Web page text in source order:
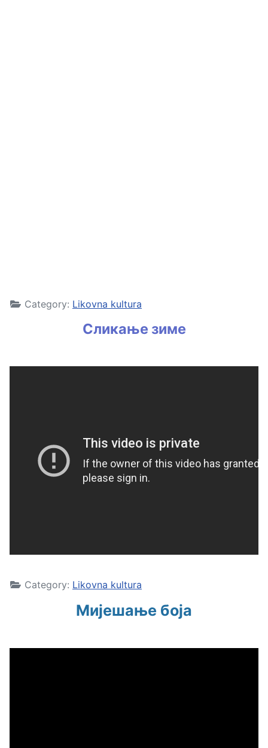
Category: Likovna kultura
Сликање зиме
Category: Likovna kultura
Мијешање боја